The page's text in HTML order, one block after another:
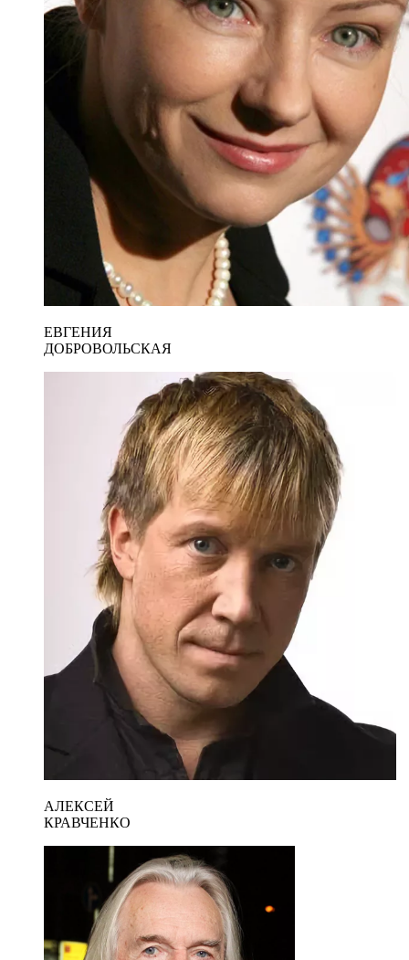
ЕВГЕНИЯ
ДОБРОВОЛЬСКАЯ
АЛЕКСЕЙ
КРАВЧЕНКО